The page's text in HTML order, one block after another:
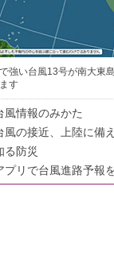
強い台風13号が南大東
す
風情報のみかた
風の接近、上陸に備
る防災
プリで台風進路予報